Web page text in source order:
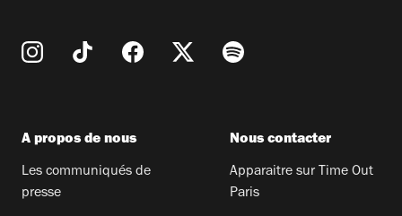
A propos de nous
Les communiqués de
presse
Nous contacter
Apparaitre sur Time Out
Paris